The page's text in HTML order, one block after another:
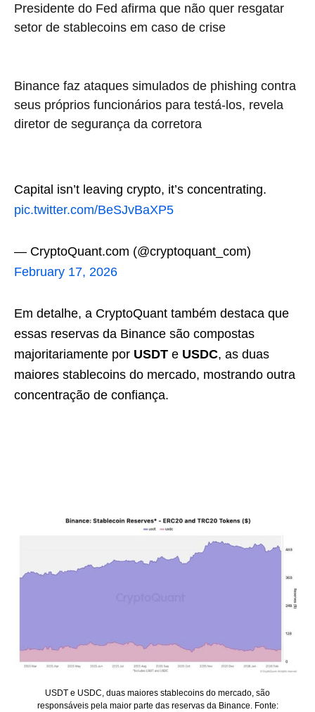
Presidente do Fed afirma que não quer resgatar
setor de stablecoins em caso de crise
Binance faz ataques simulados de phishing contra
seus próprios funcionários para testá-los, revela
diretor de segurança da corretora
Capital isn’t leaving crypto, it’s concentrating.
pic.twitter.com/BeSJvBaXP5
— CryptoQuant.com (@cryptoquant_com)
February 17, 2026
Em detalhe, a CryptoQuant também destaca que
essas reservas da Binance são compostas
majoritariamente por USDT e USDC, as duas
maiores stablecoins do mercado, mostrando outra
concentração de confiança.
USDT e USDC, duas maiores stablecoins do mercado, são
responsáveis pela maior parte das reservas da Binance. Fonte: